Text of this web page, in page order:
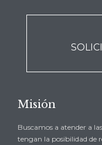
Misión
Buscamos a atender a
tengan la posibilidad de